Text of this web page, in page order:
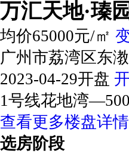
万汇天地·瑧园
均价65000元/㎡
广州市荔湾区东
2023-04-29开盘
1号线花地湾
查看更多楼盘详情
选房阶段